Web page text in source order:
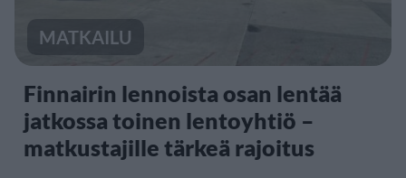
MATKAILU
Finnairin lennoista osan lentää
jatkossa toinen lentoyhtiö –
matkustajille tärkeä rajoitus